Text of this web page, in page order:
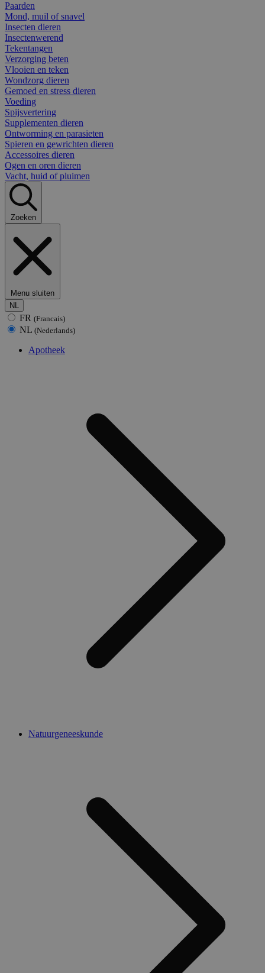
Paarden
Mond, muil of snavel
Insecten dieren
Insectenwerend
Tekentangen
Verzorging beten
Vlooien en teken
Wondzorg dieren
Gemoed en stress dieren
Voeding
Spijsvertering
Supplementen dieren
Ontworming en parasieten
Spieren en gewrichten dieren
Accessoires dieren
Ogen en oren dieren
Vacht, huid of pluimen
Zoeken
Menu sluiten
NL
FR (Francais)
NL (Nederlands)
Apotheek
Natuurgeneeskunde